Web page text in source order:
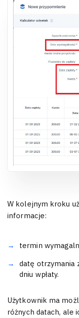
W kolejnym kroku
informacje:
termin
datę otrzymania
dniu wpłaty.
Użytkownik ma
różnych datach, ale